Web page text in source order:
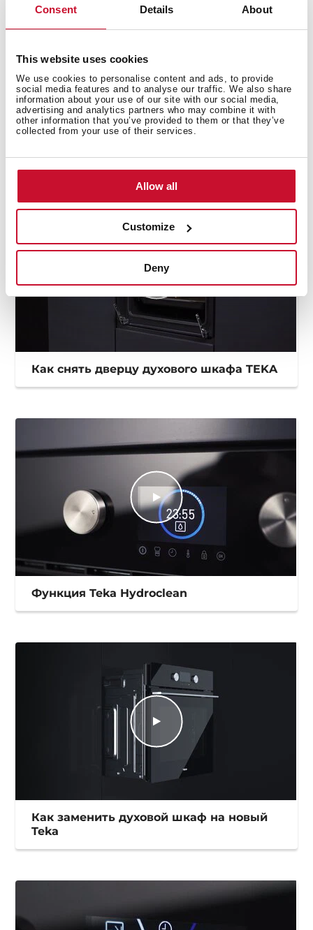
Consent Details About
This website uses cookies
We use cookies to personalise content and ads, to provide
social media features and to analyse our traffic. We also share
information about your use of our site with our social media,
advertising and analytics partners who may combine it with
other information that you’ve provided to them or that they’ve
collected from your use of their services.
Allow all
Customize
Deny
Руководство по приготовлению
Карта товара
Технический чертёж
Изображения в высоком разрешении
Энергетическая наклейка
Как снять дверцу духового шкафа TEKA
Функция Teka Hydroclean
Как заменить духовой шкаф на новый
Teka